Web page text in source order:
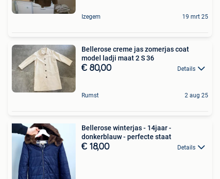
Izegem 19 mrt 25
Bellerose creme jas zomerjas coat
model ladji maat 2 S 36
€ 80,00 Details
Rumst 2 aug 25
Bellerose winterjas - 14jaar -
donkerblauw - perfecte staat
€ 18,00 Details